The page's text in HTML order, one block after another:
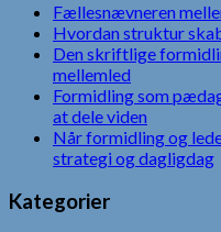
Fællesnævneren
Hvordan struktur
Den skriftlige
mellemled
Formidling som
at dele viden
Når formidling og
strategi og dagligdag
Kategorier